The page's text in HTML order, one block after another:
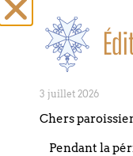
Il y a
aujourd’hui de
nombreuses
manières de
de porter à
deux un projet
3 juillet 2026
Chers
Pendant la